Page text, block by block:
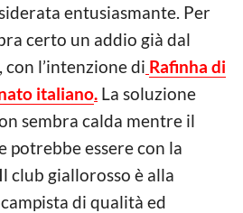
entusiasmante. Per
certo un addio già dal
l’intenzione di Rafinha di
italiano. La soluzione
sembra calda mentre il
essere con la
club giallorosso è alla
di qualità ed